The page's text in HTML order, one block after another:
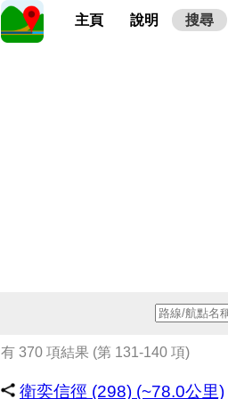
主頁 說明 搜尋
有 370 項結果 (第 131-140 項)
衛奕信徑 (298) (~78.0公里)